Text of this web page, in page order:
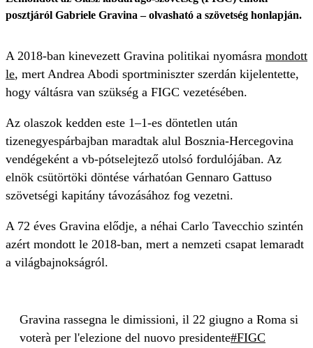
posztjáról Gabriele Gravina – olvasható a szövetség honlapján.
A 2018-ban kinevezett Gravina politikai nyomásra mondott
le, mert Andrea Abodi sportminiszter szerdán kijelentette,
hogy váltásra van szükség a FIGC vezetésében.
Az olaszok kedden este 1–1-es döntetlen után
tizenegyespárbajban maradtak alul Bosznia-Hercegovina
vendégeként a vb-pótselejtező utolsó fordulójában. Az
elnök csütörtöki döntése várhatóan Gennaro Gattuso
szövetségi kapitány távozásához fog vezetni.
A 72 éves Gravina elődje, a néhai Carlo Tavecchio szintén
azért mondott le 2018-ban, mert a nemzeti csapat lemaradt
a világbajnokságról.
Gravina rassegna le dimissioni, il 22 giugno a Roma si
voterà per l'elezione del nuovo presidente#FIGC